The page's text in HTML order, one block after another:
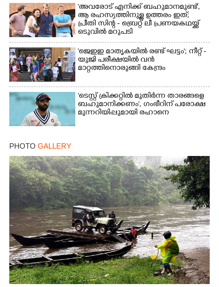
'അവരോട് എനിക്ക് ബഹുമാനമുണ്ട്',​
ആ രഹസ്യത്തിനുള്ള ഉത്തരം ഇത്;
പ്രീതി സിന്റ - ബ്രെറ്റ് ലീ പ്രണയകഥയ്ക്ക്
ഒടുവിൽ മറുപടി
'ജെഇഇ മാതൃകയിൽ രണ്ട് ഘട്ടം'; നീറ്റ് -
യുജി പരീക്ഷയിൽ വൻ
മാറ്റത്തിനൊരുങ്ങി കേന്ദ്രം
'ടെസ്റ്റ് ക്രിക്കറ്റിൽ മുതിർന്ന താരങ്ങളെ
ബഹുമാനിക്കണം', ഗംഭീറിന് പരോക്ഷ
മുന്നറിയിപ്പുമായി രഹാനെ
PHOTO GALLERY